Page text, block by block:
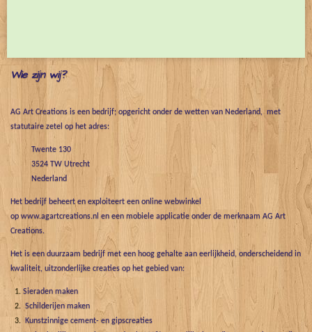
Wie zijn wij?
AG Art Creations is een bedrijf; opgericht onder de wetten van Nederland, met
statutaire zetel op het adres:
Twente 130
3524 TW Utrecht
Nederland
Het bedrijf beheert en exploiteert een online webwinkel
op www.agartcreations.nl en een mobiele applicatie onder de merknaam AG Art
Creations.
Het is een duurzaam bedrijf met een hoog gehalte aan eerlijkheid, onderscheidend in
kwaliteit, uitzonderlijke creaties op het gebied van:
Sieraden maken
Schilderijen maken
Kunstzinnige cement- en gipscreaties